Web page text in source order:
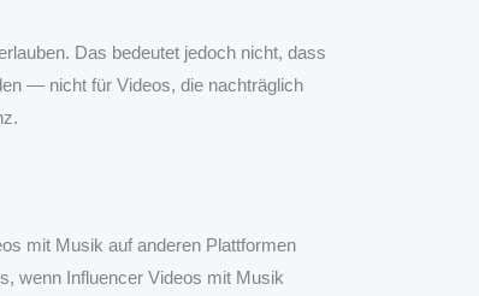
Das bedeutet jedoch nicht, dass
— nicht für Videos, die nachträglich
mit Musik auf anderen Plattformen
wenn Influencer Videos mit Musik